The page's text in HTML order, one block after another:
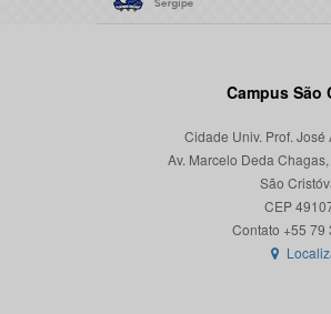
Campus São
Cidade Univ. Prof.
Av. Marcelo Deda
São
CEP